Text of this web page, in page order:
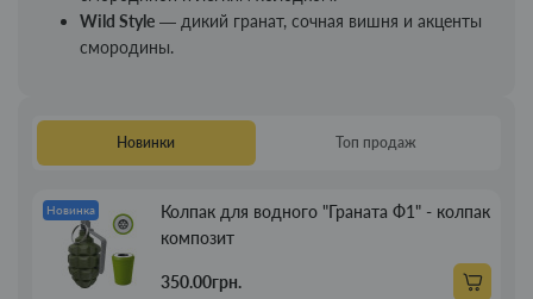
Wild Style — дикий гранат, сочная вишня и акценты
смородины.
Новинки Топ продаж
Новинка
Колпак для водного "Граната Ф1" - колпак
композит
350.00грн.